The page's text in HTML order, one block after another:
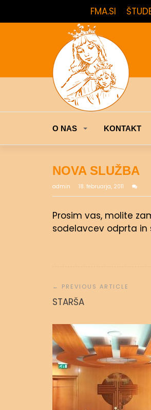
FMA.SI
O NAS KONTAKT
NOVA SLUŽBA
admin 18. februarja, 2011
Prosim vas, molite
sodelavcev odprta in
prispevka
STARŠA